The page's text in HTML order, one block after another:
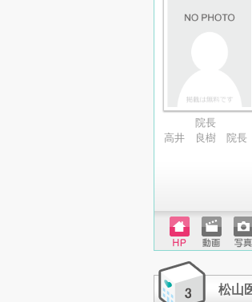
院長
高井 良樹 院長
ホーム
ページ
動画 写真
松山